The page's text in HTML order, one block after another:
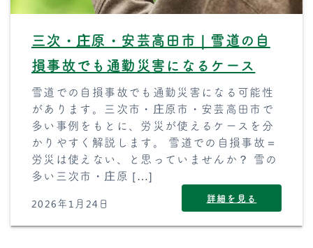
三次・庄原・安芸高田市｜雪道の自
損事故でも通勤災害になるケース
雪道での自損事故でも通勤災害になる可能性
があります。三次市・庄原市・安芸高田市で
多い事例をもとに、労災が使えるケースを分
かりやすく解説します。 雪道での自損事故＝
労災は使えない、と思っていませんか？ 雪の
多い三次市・庄原 […]
2026年1月24日 詳細を見る